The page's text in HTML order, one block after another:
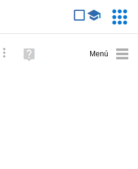
Búsqueda avanzada
Ayuda
(en